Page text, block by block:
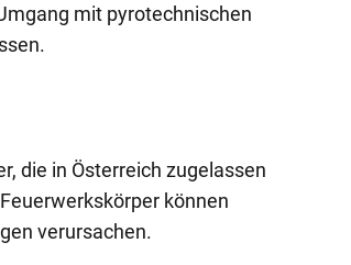
mit pyrotechnischen
die in Österreich zugelassen
können
verursachen.